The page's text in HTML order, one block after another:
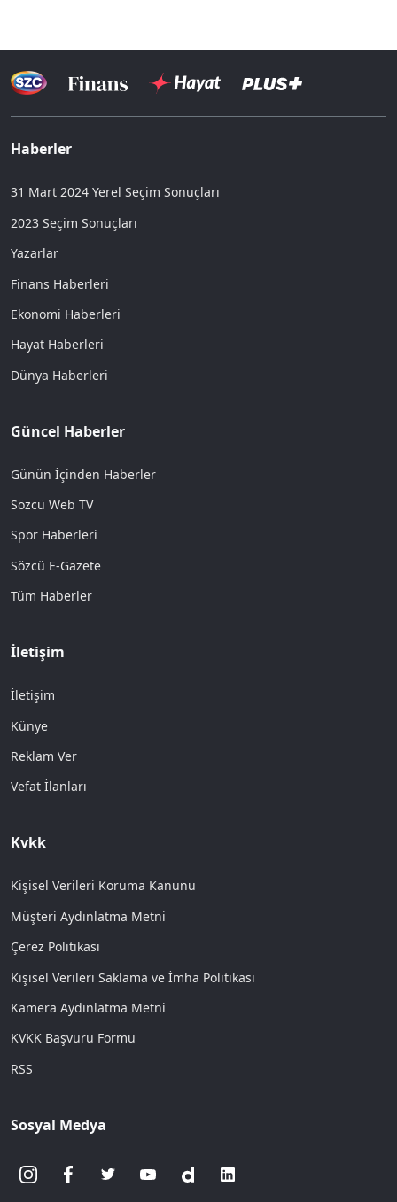
Haberler
31 Mart 2024 Yerel Seçim Sonuçları
2023 Seçim Sonuçları
Yazarlar
Finans Haberleri
Ekonomi Haberleri
Hayat Haberleri
Dünya Haberleri
Güncel Haberler
Günün İçinden Haberler
Sözcü Web TV
Spor Haberleri
Sözcü E-Gazete
Tüm Haberler
İletişim
İletişim
Künye
Reklam Ver
Vefat İlanları
Kvkk
Kişisel Verileri Koruma Kanunu
Müşteri Aydınlatma Metni
Çerez Politikası
Kişisel Verileri Saklama ve İmha Politikası
Kamera Aydınlatma Metni
KVKK Başvuru Formu
RSS
Sosyal Medya